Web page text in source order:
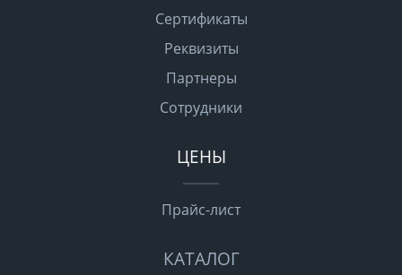
Сертификаты
Реквизиты
Партнеры
Сотрудники
ЦЕНЫ
Прайс-лист
КАТАЛОГ